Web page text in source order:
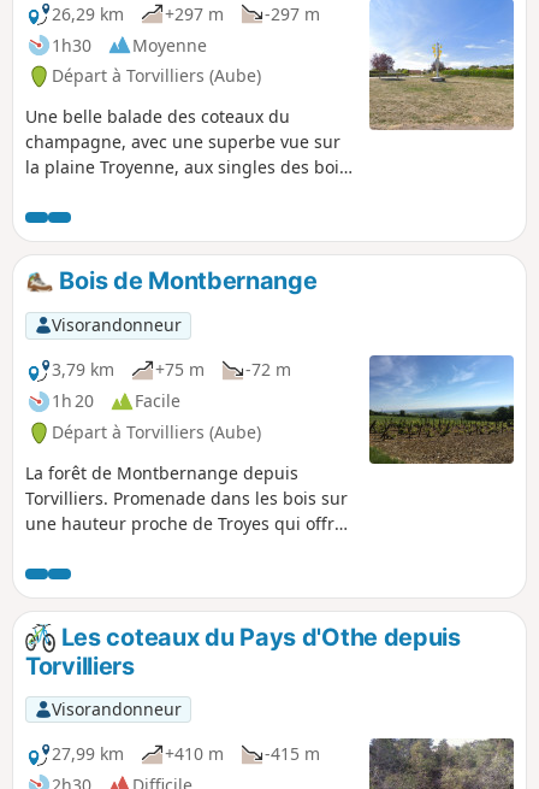
26,29 km
+297 m
-297 m
1h30
Moyenne
Départ à Torvilliers (Aube)
Une belle balade des coteaux du
champagne, avec une superbe vue sur
la plaine Troyenne, aux singles des bois
Un boucle de 26 km au départ de
Torvilliers possible à VTT comme à pied !
Bois de Montbernange
Visorandonneur
3,79 km
+75 m
-72 m
1h 20
Facile
Départ à Torvilliers (Aube)
La forêt de Montbernange depuis
Torvilliers. Promenade dans les bois sur
une hauteur proche de Troyes qui offre
communes environnantes.
Les coteaux du Pays d'Othe depuis
Torvilliers
Visorandonneur
27,99 km
+410 m
-415 m